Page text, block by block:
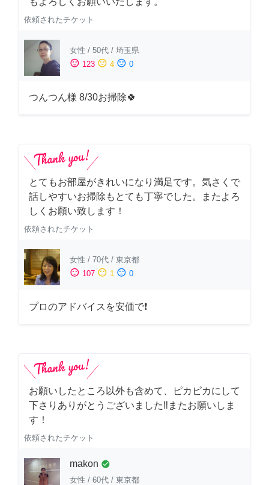
依頼されたチケット
女性 / 50代 / 埼玉県
sentiment_satisfied 123 sentiment_neutral 4 sentiment_dissatisfied 0
つんつん様 8/30お掃除🍀
とてもお部屋がきれいになり満足です。気さくで
話しやすいお掃除もとても丁寧でした。またよろ
しくお願い致します！
依頼されたチケット
女性 / 70代 / 東京都
sentiment_satisfied 107 sentiment_neutral 1 sentiment_dissatisfied 0
プロのアドバイスを安価で❗
お願いしたところ以外も含めて、ピカピカにして
下さりありがとうございました‼️またお願いしま
す！
依頼されたチケット
makon check_circle
女性 / 60代 / 東京都